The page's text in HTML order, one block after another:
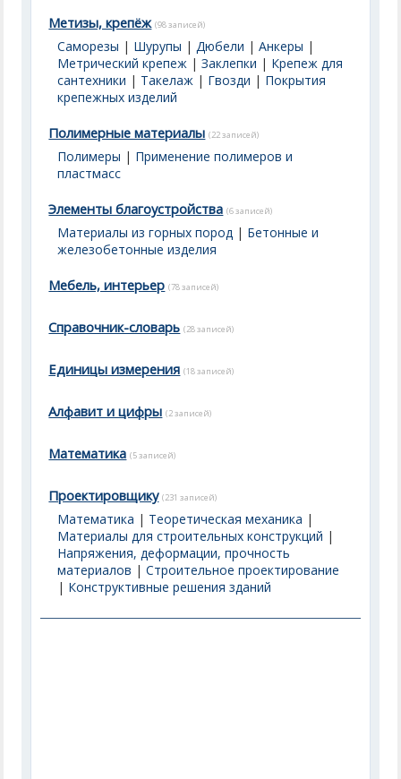
Метизы, крепёж (98 записей)
Саморезы | Шурупы |Дюбели |Анкеры |
Метрический крепеж |Заклепки | Крепеж для
сантехники | Такелаж | Гвозди | Покрытия
крепежных изделий
Полимерные материалы (22 записей)
Полимеры | Применение полимеров и
пластмасс
Элементы благоустройства (6 записей)
Материалы из горных пород | Бетонные и
железобетонные изделия
Мебель, интерьер (78 записей)
Справочник-словарь (28 записей)
Единицы измерения (18 записей)
Алфавит и цифры (2 записей)
Математика (5 записей)
Проектировщику (231 записей)
Математика | Теоретическая механика |
Материалы для строительных конструкций |
Напряжения, деформации, прочность
материалов |Строительное проектирование
| Конструктивные решения зданий